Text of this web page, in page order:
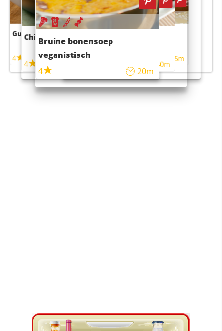
Guacamole
4
Chili con carne
4
Bruine bonensoep
veganistisch
4
20m
Sushi rijstsalade
maaltijdsalade
40m
4 55m